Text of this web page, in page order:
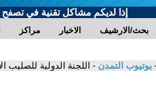
إذا لديكم مشاكل تقنية في تصفح
مراكز الاخبار بحث/الارشيف
يوتيوب التمدن - اللجنة الدولية للصليب